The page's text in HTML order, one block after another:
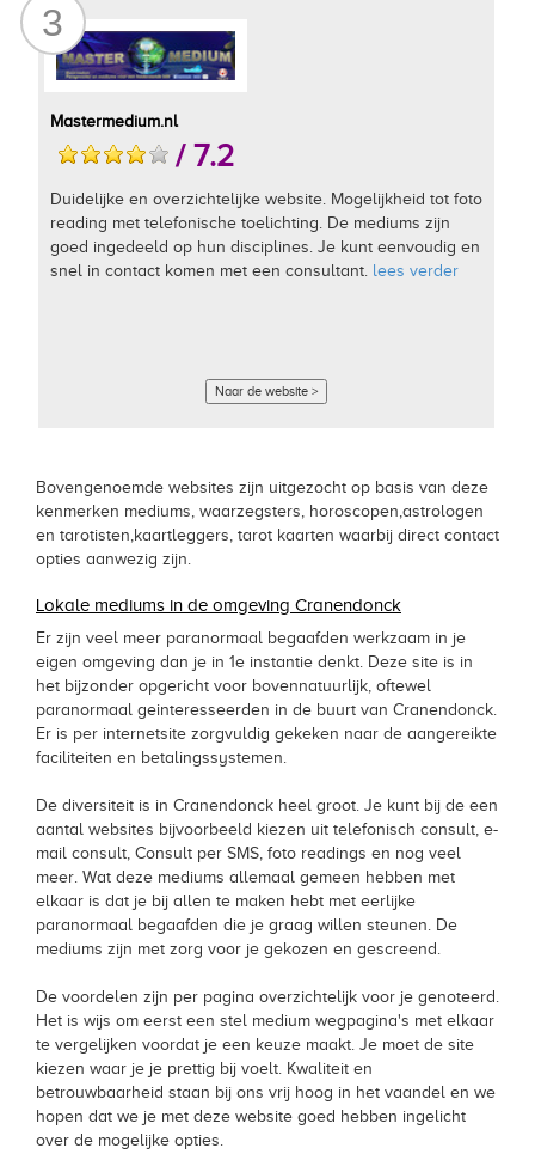
3
Mastermedium.nl
/ 7.2
Duidelijke en overzichtelijke website. Mogelijkheid tot foto
reading met telefonische toelichting. De mediums zijn
goed ingedeeld op hun disciplines. Je kunt eenvoudig en
snel in contact komen met een consultant. lees verder
Naar de website >
Bovengenoemde websites zijn uitgezocht op basis van deze
kenmerken mediums, waarzegsters, horoscopen,astrologen
en tarotisten,kaartleggers, tarot kaarten waarbij direct contact
opties aanwezig zijn.
Lokale mediums in de omgeving Cranendonck
Er zijn veel meer paranormaal begaafden werkzaam in je
eigen omgeving dan je in 1e instantie denkt. Deze site is in
het bijzonder opgericht voor bovennatuurlijk, oftewel
paranormaal geinteresseerden in de buurt van Cranendonck.
Er is per internetsite zorgvuldig gekeken naar de aangereikte
faciliteiten en betalingssystemen.
De diversiteit is in Cranendonck heel groot. Je kunt bij de een
aantal websites bijvoorbeeld kiezen uit telefonisch consult, e-
mail consult, Consult per SMS, foto readings en nog veel
meer. Wat deze mediums allemaal gemeen hebben met
elkaar is dat je bij allen te maken hebt met eerlijke
paranormaal begaafden die je graag willen steunen. De
mediums zijn met zorg voor je gekozen en gescreend.
De voordelen zijn per pagina overzichtelijk voor je genoteerd.
Het is wijs om eerst een stel medium wegpagina's met elkaar
te vergelijken voordat je een keuze maakt. Je moet de site
kiezen waar je je prettig bij voelt. Kwaliteit en
betrouwbaarheid staan bij ons vrij hoog in het vaandel en we
hopen dat we je met deze website goed hebben ingelicht
over de mogelijke opties.